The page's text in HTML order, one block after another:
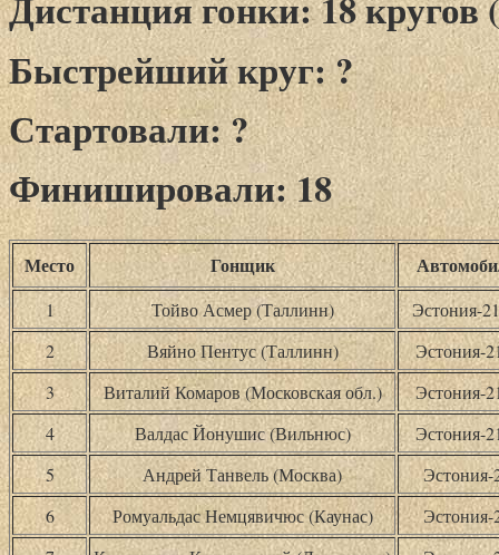
Быстрейший круг: ?
Стартовали: ?
Финишировали: 18
Место Гонщик
1 Тойво Асмер (Таллинн)
Эстония-
2
Вяйно Пентус (Таллинн)
Эстония-
3
Виталий Комаров (Московская обл.)
Эстония-
4
Валдас Йонушис (Вильнюс)
Эстония-
5
Андрей Танвель (Москва)
Эстония-
6
Ромуальдас Немцявичюс (Каунас)
Эстония-